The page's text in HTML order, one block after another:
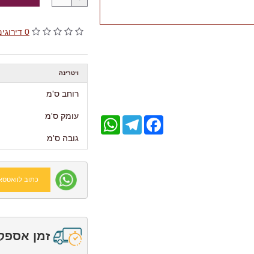
WhatsAppTelegramFacebook
0 דירוגים
ויטרינה
רוחב ס'מ
עומק ס'מ
גובה ס'מ
כתוב
זמן אספקה: 90-120